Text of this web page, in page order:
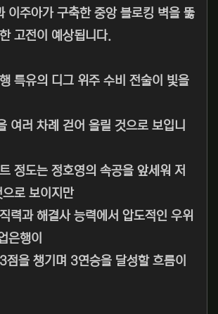
이주아가 구축한 중앙 블로킹 벽을 뚫
고전이 예상됩니다.
특유의 디그 위주 수비 전술이 빛을
여러 차례 걷어 올릴 것으로 보입니
정도는 정호영의 속공을 앞세워 저
로 보이지만
력과 해결사 능력에서 압도적인 우위
은행이
점을 챙기며 3연승을 달성할 흐름이